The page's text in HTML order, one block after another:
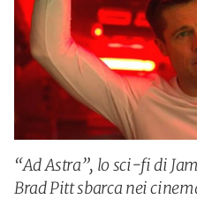
“Ad Astra”, lo sci-fi di
Brad Pitt sbarca nei